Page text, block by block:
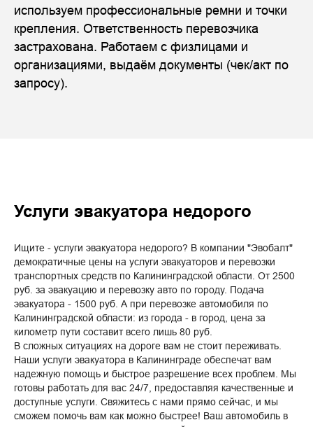
используем профессиональные ремни и точки
крепления. Ответственность перевозчика
застрахована. Работаем с физлицами и
организациями, выдаём документы (чек/акт по
запросу).
Услуги эвакуатора недорого
Ищите - услуги эвакуатора недорого? В компании "Эвобалт"
демократичные цены на услуги эвакуаторов и перевозки
транспортных средств по Калининградской области. От 2500
руб. за эвакуацию и перевозку авто по городу. Подача
эвакуатора - 1500 руб. А при перевозке автомобиля по
Калининградской области: из города - в город, цена за
километр пути составит всего лишь 80 руб.
В сложных ситуациях на дороге вам не стоит переживать.
Наши услуги эвакуатора в Калининграде обеспечат вам
надежную помощь и быстрое разрешение всех проблем. Мы
готовы работать для вас 24/7, предоставляя качественные и
доступные услуги. Свяжитесь с нами прямо сейчас, и мы
сможем помочь вам как можно быстрее! Ваш автомобиль в